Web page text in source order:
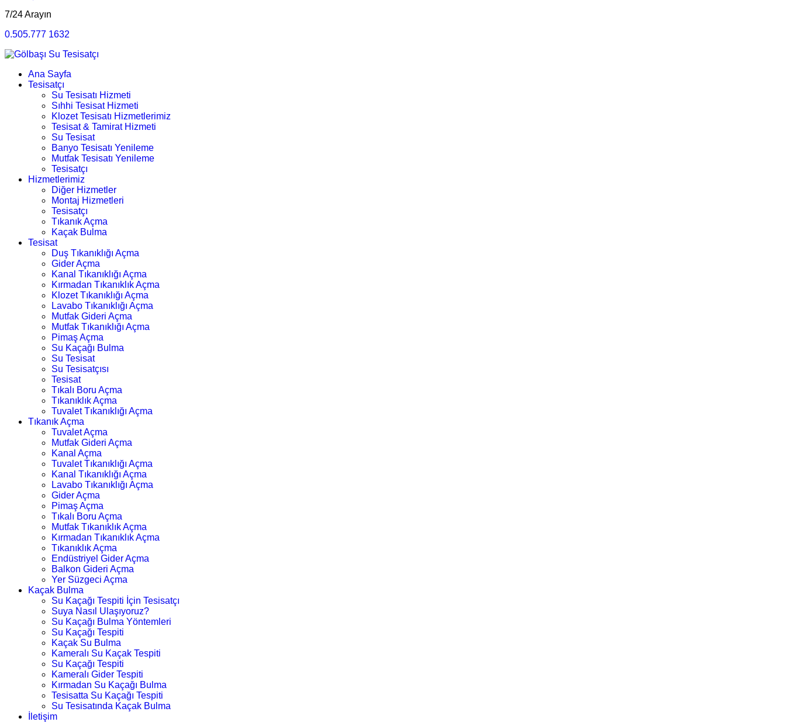
7/24 Arayın
0.505.777 1632
Ana Sayfa
Tesisatçı
Su Tesisatı Hizmeti
Sıhhi Tesisat Hizmeti
Klozet Tesisatı Hizmetlerimiz
Tesisat & Tamirat Hizmeti
Su Tesisat
Banyo Tesisatı Yenileme
Mutfak Tesisatı Yenileme
Tesisatçı
Hizmetlerimiz
Diğer Hizmetler
Montaj Hizmetleri
Tesisatçı
Tıkanık Açma
Kaçak Bulma
Tesisat
Duş Tıkanıklığı Açma
Gider Açma
Kanal Tıkanıklığı Açma
Kırmadan Tıkanıklık Açma
Klozet Tıkanıklığı Açma
Lavabo Tıkanıklığı Açma
Mutfak Gideri Açma
Mutfak Tıkanıklığı Açma
Pimaş Açma
Su Kaçağı Bulma
Su Tesisat
Su Tesisatçısı
Tesisat
Tıkalı Boru Açma
Tıkanıklık Açma
Tuvalet Tıkanıklığı Açma
Tıkanık Açma
Tuvalet Açma
Mutfak Gideri Açma
Kanal Açma
Tuvalet Tıkanıklığı Açma
Kanal Tıkanıklığı Açma
Lavabo Tıkanıklığı Açma
Gider Açma
Pimaş Açma
Tıkalı Boru Açma
Mutfak Tıkanıklık Açma
Kırmadan Tıkanıklık Açma
Tıkanıklık Açma
Endüstriyel Gider Açma
Balkon Gideri Açma
Yer Süzgeci Açma
Kaçak Bulma
Su Kaçağı Tespiti İçin Tesisatçı
Suya Nasıl Ulaşıyoruz?
Su Kaçağı Bulma Yöntemleri
Su Kaçağı Tespiti
Kaçak Su Bulma
Kameralı Su Kaçak Tespiti
Su Kaçağı Tespiti
Kameralı Gider Tespiti
Kırmadan Su Kaçağı Bulma
Tesisatta Su Kaçağı Tespiti
Su Tesisatında Kaçak Bulma
İletişim